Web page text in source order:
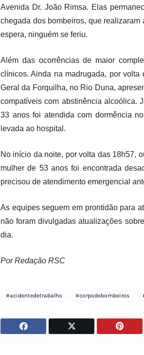
Avenida Dr. João Rimsa. Elas
chegada dos bombeiros, que
espera, ninguém se feriu.
Além das ocorrências de maior
clínicos. Ainda na madrugada, por
Geral da Forquilha, no Rio Duna,
compatíveis com abstinência alcoólica.
33 anos foi atendida com dormência
levada ao hospital.
No início da noite, por volta das 18h57,
mulher de 53 anos foi encontrada
precisou de atendimento emergencial
As equipes seguem em prontidão para
não foram divulgadas atualizações
dia.
Por Redação RSC
#acidentedetrabalho #corpodebombeiros